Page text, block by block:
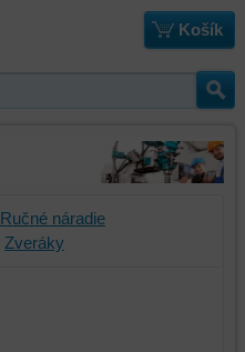
Košík
Ručné náradie
Zveráky